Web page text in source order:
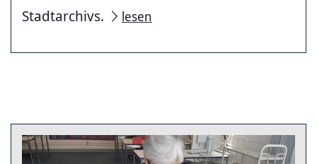
Stadtarchivs.
lesen